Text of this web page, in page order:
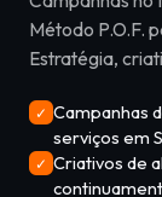
Método P.O.F.
Estratégia,
✓ Campanhas
serviços em
✓ Criativos de